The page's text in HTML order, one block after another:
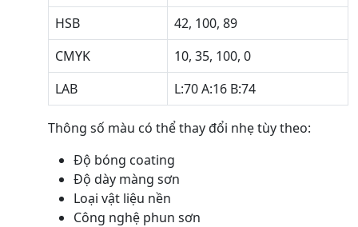
HSB
42, 100, 89
CMYK
10, 35, 100, 0
LAB
L:70 A:16 B:74
Thông số màu có thể thay đổi nhẹ tùy theo:
Độ bóng coating
Độ dày màng sơn
Loại vật liệu nền
Công nghệ phun sơn